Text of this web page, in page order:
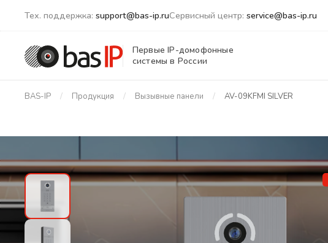
Тех. поддержка: support@bas-ip.ruСервисный центр: service@bas-ip.ru
Первые IP-домофонные
системы в России
BAS-IP Продукция Вызывные панели AV-09KFМI SILVER